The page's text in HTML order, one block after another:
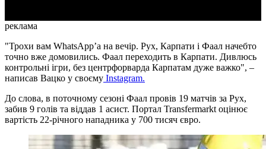
реклама
"Трохи вам WhatsApp’a на вечір. Рух, Карпати і Фаал начебто
точно вже домовились. Фаал переходить в Карпати. Дивлюсь
контрольні ігри, без центрфорварда Карпатам дуже важко", –
написав Вацко у своєму Instagram.
До слова, в поточному сезоні Фаал провів 19 матчів за Рух,
забив 9 голів та віддав 1 асист. Портал Transfermarkt оцінює
вартість 22-річного нападника у 700 тисяч євро.